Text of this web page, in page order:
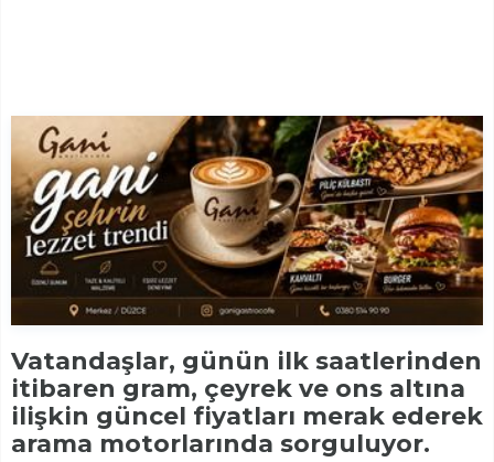
Vatandaşlar, günün ilk saatlerinden
itibaren gram, çeyrek ve ons altına
ilişkin güncel fiyatları merak ederek
arama motorlarında sorguluyor.